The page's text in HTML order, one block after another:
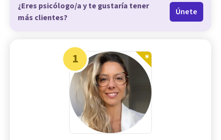
¿Eres psicólogo/a y te gustaría tener
más clientes?
Únete
1